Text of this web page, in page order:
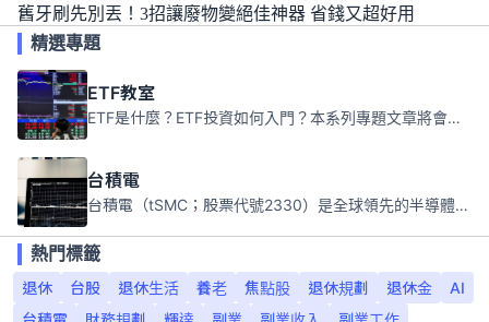
舊牙刷先別丟！3招讓廢物變絕佳神器 省錢又超好用
精選專題
ETF教室
ETF是什麼？ETF投資如何入門？本系列專題文章將會告訴你新手必須知道的ETF基礎知識。
台積電
台積電（tSMC；股票代號2330）是全球領先的半導體代工公司，成立於1987年，總部位於台灣新竹。且已於美國、日本、德國及中國設廠，台積電是全球首家專業積體電路製造服務公司，也是全球最先進和最大規模的半導體代工廠。
熱門標籤
退休
台股 退休生活 養老 焦點股 退休規劃 退休金
AI